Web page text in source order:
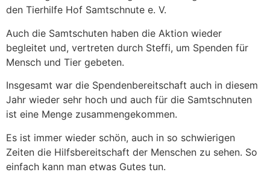
den Tierhilfe Hof Samtschnute e. V.
Auch die Samtschuten haben die Aktion wieder
begleitet und, vertreten durch Steffi, um Spenden für
Mensch und Tier gebeten.
Insgesamt war die Spendenbereitschaft auch in diesem
Jahr wieder sehr hoch und auch für die Samtschnuten
ist eine Menge zusammengekommen.
Es ist immer wieder schön, auch in so schwierigen
Zeiten die Hilfsbereitschaft der Menschen zu sehen. So
einfach kann man etwas Gutes tun.